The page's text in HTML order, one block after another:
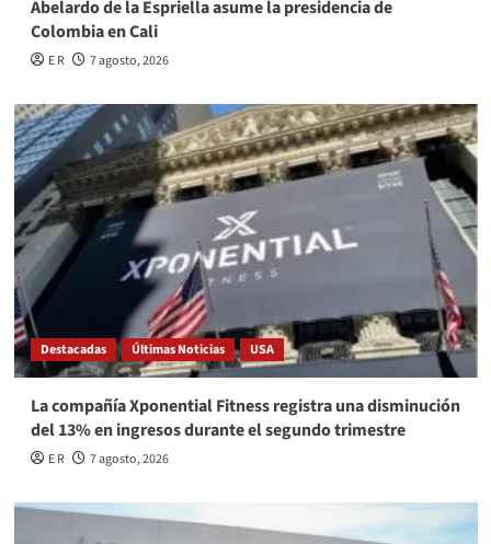
Abelardo de la Espriella asume la presidencia de
Colombia en Cali
E R 7 agosto, 2026
Destacadas Últimas Noticias USA
La compañía Xponential Fitness registra una disminución
del 13% en ingresos durante el segundo trimestre
E R 7 agosto, 2026